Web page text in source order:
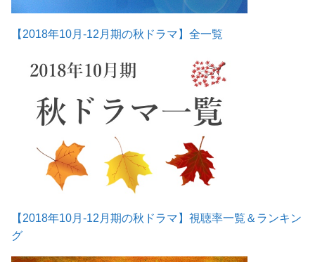
【2018年10月-12月期の秋ドラマ】全一覧
【2018年10月-12月期の秋ドラマ】視聴率一覧＆ランキン
グ